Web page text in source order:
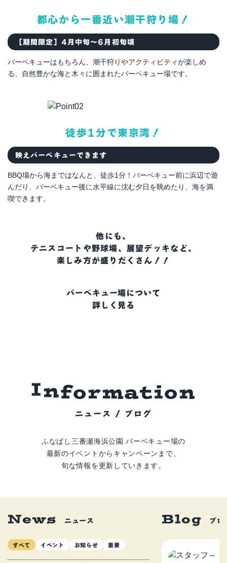
都心から一番近い潮干狩り場！
［期間限定］4月中旬～6月初旬頃
バーベキューはもちろん、潮干狩りやアクティビティが楽しめ
る、自然豊かな海と木々に囲まれたバーベキュー場です。
徒歩1分で東京湾！
映えバーベキューできます
BBQ場から海まではなんと、徒歩1分！バーベキュー前に浜辺で遊
んだり、バーベキュー後に水平線に沈む夕日を眺めたり、海を満
喫できます。
他にも、
テニスコートや野球場、展望デッキなど、
楽しみ方が盛りだくさん！！
バーベキュー場について
詳しく見る
Information
ニュース / ブログ
ふなばし三番瀬海浜公園 バーベキュー場の
最新のイベントからキャンペーンまで、
旬な情報を更新していきます。
News ニュース
すべて イベント お知らせ 重要
Blog ブロ